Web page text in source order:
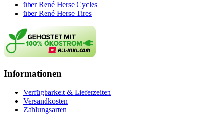
über René Herse Cycles
über René Herse Tires
Informationen
Verfügbarkeit & Lieferzeiten
Versandkosten
Zahlungsarten